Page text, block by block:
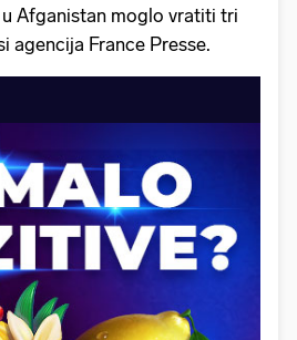
Afganistan moglo vratiti tri
agencija France Presse.